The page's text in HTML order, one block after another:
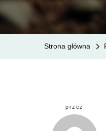
Strona główna
przez